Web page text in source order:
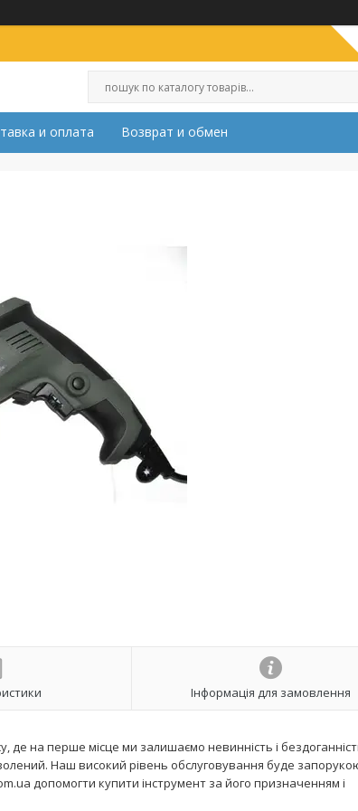
и оплата Возврат и обмен
Інформація для замовлення
де на перше місце ми залишаємо невинність і
Наш високий рівень обслуговування буде
допомогти купити інструмент за його призначенням і